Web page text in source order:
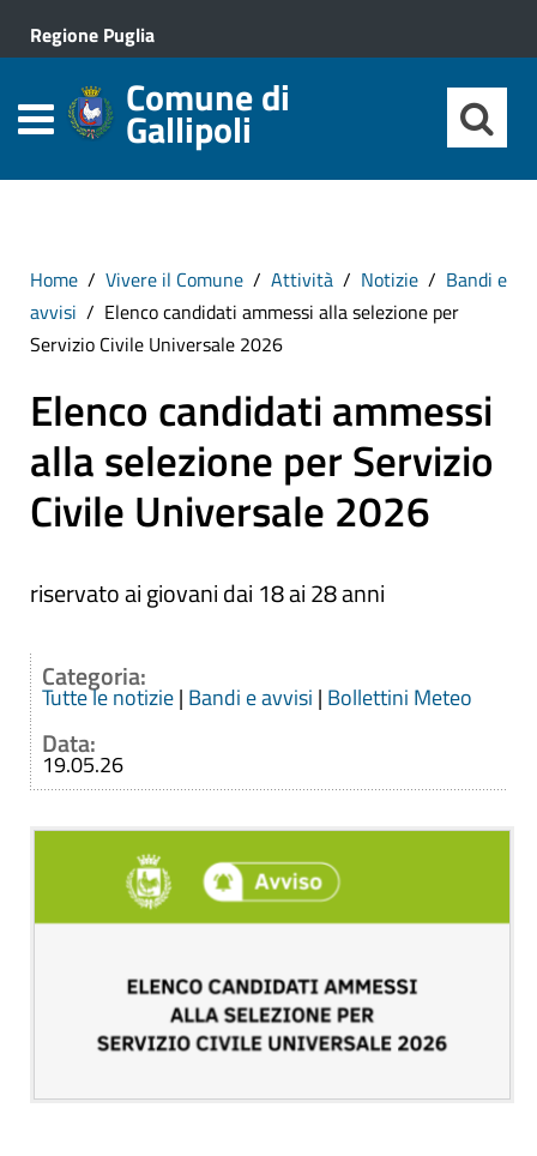
Regione Puglia
Comune di
Gallipoli
Home Vivere il Comune Attività Notizie
Bandi e
avvisi
Elenco candidati ammessi alla selezione per
Servizio Civile Universale 2026
Elenco candidati ammessi
alla selezione per Servizio
Civile Universale 2026
riservato ai giovani dai 18 ai 28 anni
Categoria:
Tutte le notizie| Bandi e avvisi | Bollettini Meteo
Data:
19.05.26